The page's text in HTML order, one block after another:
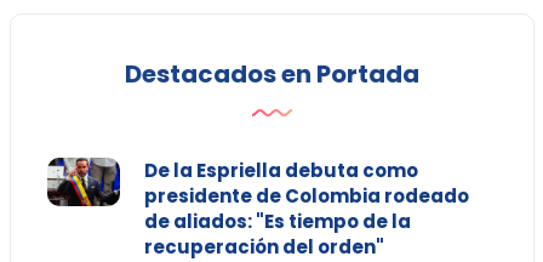
Destacados en Portada
De la Espriella debuta como
presidente de Colombia rodeado
de aliados: "Es tiempo de la
recuperación del orden"